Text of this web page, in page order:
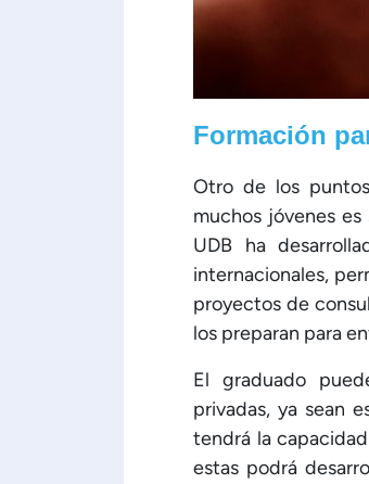
Formación
Otro de los
muchos jóvenes
UDB ha
internacionales,
proyectos de
los preparan para
El graduado
privadas, ya sean
tendrá la
estas podrá